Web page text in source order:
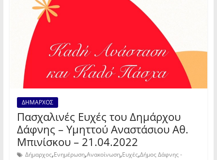
ΔΗΜΑΡΧΟΣ
Πασχαλινές Ευχές του Δημάρχου
Δάφνης – Υμηττού Αναστάσιου Αθ.
Μπινίσκου – 21.04.2022
Δήμαρχος,Ενημέρωση,Ανακοίνωση,Ευχές,Δήμος Δάφνης -